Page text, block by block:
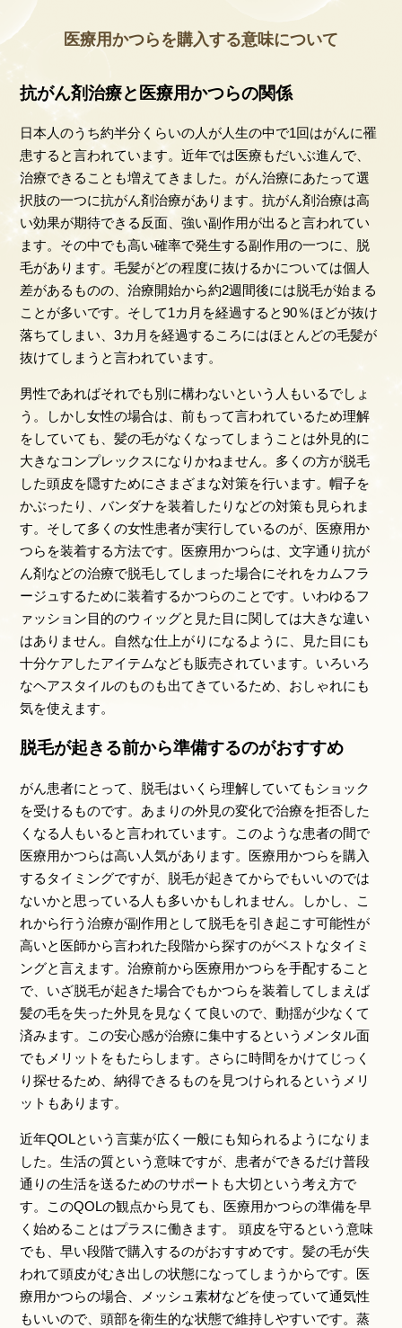
医療用かつらを購入する意味について
抗がん剤治療と医療用かつらの関係
日本人のうち約半分くらいの人が人生の中で1回はがんに罹
患すると言われています。近年では医療もだいぶ進んで、
治療できることも増えてきました。がん治療にあたって選
択肢の一つに抗がん剤治療があります。抗がん剤治療は高
い効果が期待できる反面、強い副作用が出ると言われてい
ます。その中でも高い確率で発生する副作用の一つに、脱
毛があります。毛髪がどの程度に抜けるかについては個人
差があるものの、治療開始から約2週間後には脱毛が始まる
ことが多いです。そして1カ月を経過すると90％ほどが抜け
落ちてしまい、3カ月を経過するころにはほとんどの毛髪が
抜けてしまうと言われています。
男性であればそれでも別に構わないという人もいるでしょ
う。しかし女性の場合は、前もって言われているため理解
をしていても、髪の毛がなくなってしまうことは外見的に
大きなコンプレックスになりかねません。多くの方が脱毛
した頭皮を隠すためにさまざまな対策を行います。帽子を
かぶったり、バンダナを装着したりなどの対策も見られま
す。そして多くの女性患者が実行しているのが、医療用か
つらを装着する方法です。医療用かつらは、文字通り抗が
ん剤などの治療で脱毛してしまった場合にそれをカムフラ
ージュするために装着するかつらのことです。いわゆるフ
ァッション目的のウィッグと見た目に関しては大きな違い
はありません。自然な仕上がりになるように、見た目にも
十分ケアしたアイテムなども販売されています。いろいろ
なヘアスタイルのものも出てきているため、おしゃれにも
気を使えます。
脱毛が起きる前から準備するのがおすすめ
がん患者にとって、脱毛はいくら理解していてもショック
を受けるものです。あまりの外見の変化で治療を拒否した
くなる人もいると言われています。このような患者の間で
医療用かつらは高い人気があります。医療用かつらを購入
するタイミングですが、脱毛が起きてからでもいいのでは
ないかと思っている人も多いかもしれません。しかし、こ
れから行う治療が副作用として脱毛を引き起こす可能性が
高いと医師から言われた段階から探すのがベストなタイミ
ングと言えます。治療前から医療用かつらを手配すること
で、いざ脱毛が起きた場合でもかつらを装着してしまえば
髪の毛を失った外見を見なくて良いので、動揺が少なくて
済みます。この安心感が治療に集中するというメンタル面
でもメリットをもたらします。さらに時間をかけてじっく
り探せるため、納得できるものを見つけられるというメリ
ットもあります。
近年QOLという言葉が広く一般にも知られるようになりま
した。生活の質という意味ですが、患者ができるだけ普段
通りの生活を送るためのサポートも大切という考え方で
す。このQOLの観点から見ても、医療用かつらの準備を早
く始めることはプラスに働きます。 頭皮を守るという意味
でも、早い段階で購入するのがおすすめです。髪の毛が失
われて頭皮がむき出しの状態になってしまうからです。医
療用かつらの場合、メッシュ素材などを使っていて通気性
もいいので、頭部を衛生的な状態で維持しやすいです。蒸